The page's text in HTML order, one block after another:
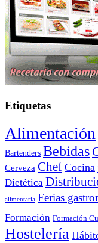
Etiquetas
Alimentación
Bartenders Bebidas
Cerveza Chef Cocina
Dietética
alimentaria Ferias
Formación Formación
Hostelería